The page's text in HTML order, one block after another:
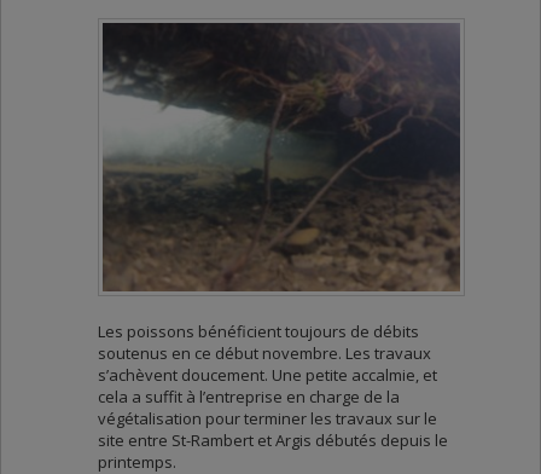
Les poissons bénéficient toujours de débits
soutenus en ce début novembre. Les travaux
s’achèvent doucement. Une petite accalmie, et
cela a suffit à l’entreprise en charge de la
végétalisation pour terminer les travaux sur le
site entre St-Rambert et Argis débutés depuis le
printemps.